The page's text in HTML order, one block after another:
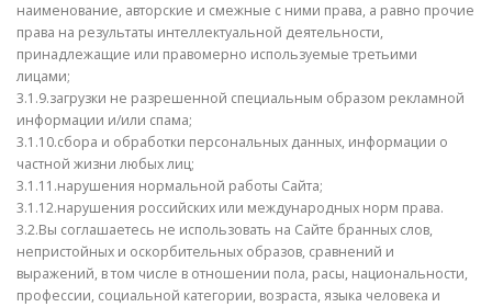
наименование, авторские и смежные с ними права, а равно прочие
права на результаты интеллектуальной деятельности,
принадлежащие или правомерно используемые третьими
лицами;
3.1.9.загрузки не разрешенной специальным образом рекламной
информации и/или спама;
3.1.10.сбора и обработки персональных данных, информации о
частной жизни любых лиц;
3.1.11.нарушения нормальной работы Сайта;
3.1.12.нарушения российских или международных норм права.
3.2.Вы соглашаетесь не использовать на Сайте бранных слов,
непристойных и оскорбительных образов, сравнений и
выражений, в том числе в отношении пола, расы, национальности,
профессии, социальной категории, возраста, языка человека и